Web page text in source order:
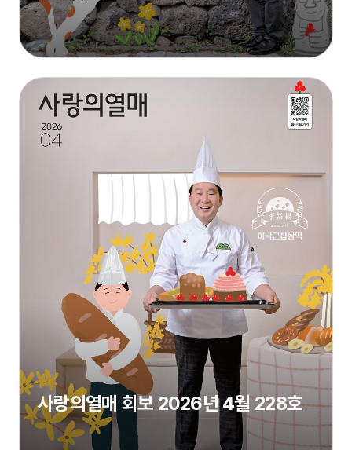
사랑의열매 회보 2026년 4월 228호